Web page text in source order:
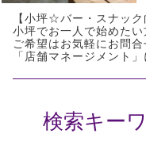
【小坪☆バー・スナッ
小坪でお一人で始めた
ご希望はお気軽にお問
「店舗マネージメント
検索キー